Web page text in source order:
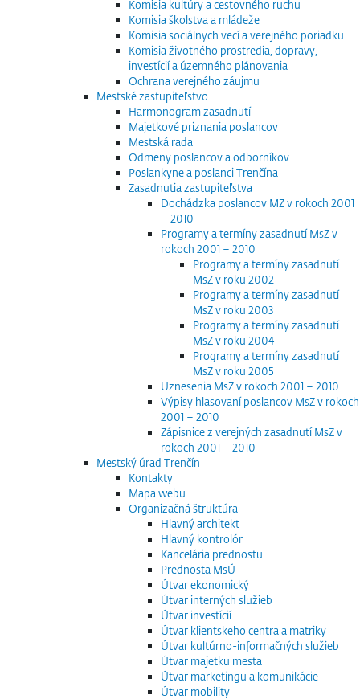
Komisia kultúry a cestovného ruchu
Komisia školstva a mládeže
Komisia sociálnych vecí a verejného poriadku
Komisia životného prostredia, dopravy,
investícií a územného plánovania
Ochrana verejného záujmu
Mestské zastupiteľstvo
Harmonogram zasadnutí
Majetkové priznania poslancov
Mestská rada
Odmeny poslancov a odborníkov
Poslankyne a poslanci Trenčína
Zasadnutia zastupiteľstva
Dochádzka poslancov MZ v rokoch 2001
– 2010
Programy a termíny zasadnutí MsZ v
rokoch 2001 – 2010
Programy a termíny zasadnutí
MsZ v roku 2002
Programy a termíny zasadnutí
MsZ v roku 2003
Programy a termíny zasadnutí
MsZ v roku 2004
Programy a termíny zasadnutí
MsZ v roku 2005
Uznesenia MsZ v rokoch 2001 – 2010
Výpisy hlasovaní poslancov MsZ v rokoch
2001 – 2010
Zápisnice z verejných zasadnutí MsZ v
rokoch 2001 – 2010
Mestský úrad Trenčín
Kontakty
Mapa webu
Organizačná štruktúra
Hlavný architekt
Hlavný kontrolór
Kancelária prednostu
Prednosta MsÚ
Útvar ekonomický
Útvar interných služieb
Útvar investícií
Útvar klientskeho centra a matriky
Útvar kultúrno-informačných služieb
Útvar majetku mesta
Útvar marketingu a komunikácie
Útvar mobility